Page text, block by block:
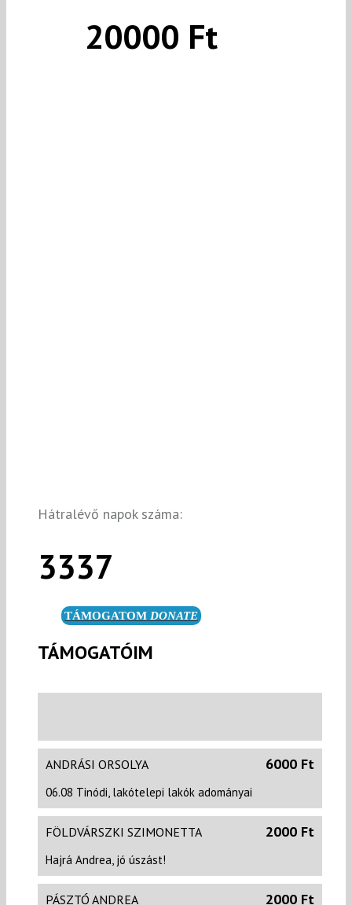
20000 Ft
Hátralévő napok száma:
3337
TÁMOGATOM DONATE
TÁMOGATÓIM
ANDRÁSI ORSOLYA 6000 Ft
06.08 Tinódi, lakótelepi lakók adományai
FÖLDVÁRSZKI SZIMONETTA 2000 Ft
Hajrá Andrea, jó úszást!
PÁSZTÓ ANDREA 2000 Ft